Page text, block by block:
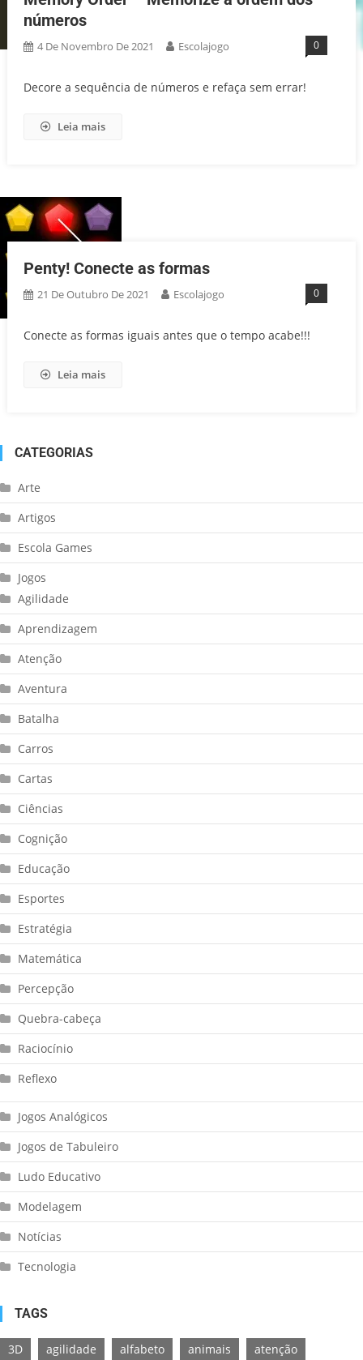
números
4 De Novembro De 2021 Escolajogo 0
Decore a sequência de números e refaça sem errar!
Leia mais
Penty! Conecte as formas
21 De Outubro De 2021 Escolajogo 0
Conecte as formas iguais antes que o tempo acabe!!!
Leia mais
CATEGORIAS
Arte
Artigos
Escola Games
Jogos
Agilidade
Aprendizagem
Atenção
Aventura
Batalha
Carros
Cartas
Ciências
Cognição
Educação
Esportes
Estratégia
Matemática
Percepção
Quebra-cabeça
Raciocínio
Reflexo
Jogos Analógicos
Jogos de Tabuleiro
Ludo Educativo
Modelagem
Notícias
Tecnologia
TAGS
3D agilidade alfabeto animais
atenção